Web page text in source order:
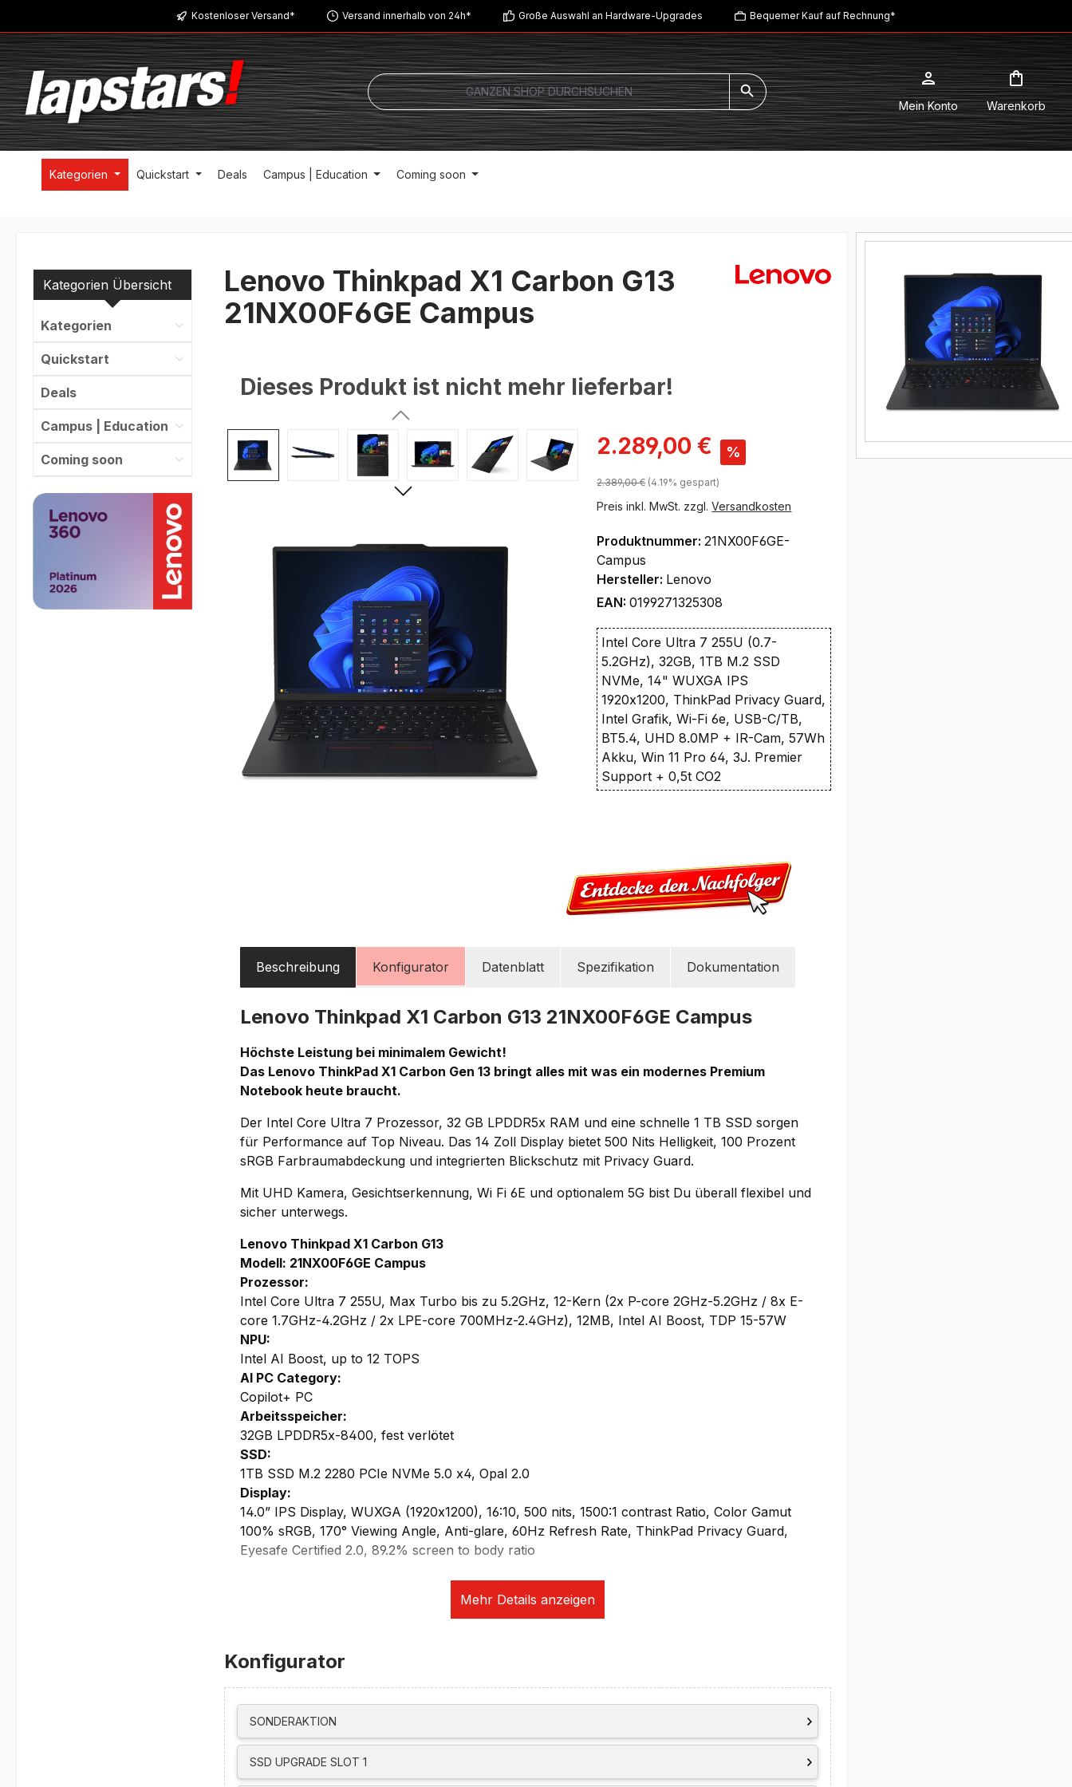
Zur Hauptnavigation springenKostenloser Versand* Versand innerhalb von 24h* Große Auswahl an Hardware-Upgrades Bequemer Kauf auf Rechnung*
Mein Konto Warenkorb
Kategorien Quickstart Deals Campus | Education Coming soon
Kategorien Übersicht
Kategorien
Quickstart
Deals
Campus | Education
Coming soon
Lenovo Thinkpad X1 Carbon G13
21NX00F6GE Campus
Dieses Produkt ist nicht mehr lieferbar!
Bildergalerie überspringen Verkaufspreis:
2.289,00 € %
Regulärer Preis:
2.389,00 € (4.19% gespart)
Preis inkl. MwSt. zzgl.Versandkosten
Produktnummer:21NX00F6GE-
Campus
Hersteller: Lenovo
EAN:0199271325308
Intel Core Ultra 7 255U (0.7-
5.2GHz), 32GB, 1TB M.2 SSD
NVMe, 14" WUXGA IPS
1920x1200, ThinkPad Privacy Guard,
Intel Grafik, Wi-Fi 6e, USB-C/TB,
BT5.4, UHD 8.0MP + IR-Cam, 57Wh
Akku, Win 11 Pro 64, 3J. Premier
Support + 0,5t CO2
Beschreibung Konfigurator Datenblatt Spezifikation Dokumentation
Lenovo Thinkpad X1 Carbon G13 21NX00F6GE Campus
Höchste Leistung bei minimalem Gewicht!
Das Lenovo ThinkPad X1 Carbon Gen 13 bringt alles mit was ein modernes Premium
Notebook heute braucht.
Der Intel Core Ultra 7 Prozessor, 32 GB LPDDR5x RAM und eine schnelle 1 TB SSD sorgen
für Performance auf Top Niveau. Das 14 Zoll Display bietet 500 Nits Helligkeit, 100 Prozent
sRGB Farbraumabdeckung und integrierten Blickschutz mit Privacy Guard.
Mit UHD Kamera, Gesichtserkennung, Wi Fi 6E und optionalem 5G bist Du überall flexibel und
sicher unterwegs.
Lenovo Thinkpad X1 Carbon G13
Modell: 21NX00F6GE Campus
Prozessor:
Intel Core Ultra 7 255U, Max Turbo bis zu 5.2GHz, 12-Kern (2x P-core 2GHz-5.2GHz / 8x E-
core 1.7GHz-4.2GHz / 2x LPE-core 700MHz-2.4GHz), 12MB, Intel AI Boost, TDP 15-57W
NPU:
Intel AI Boost, up to 12 TOPS
AI PC Category:
Copilot+ PC
Arbeitsspeicher:
32GB LPDDR5x-8400, fest verlötet
SSD:
1TB SSD M.2 2280 PCIe NVMe 5.0 x4, Opal 2.0
Display:
14.0” IPS Display, WUXGA (1920x1200), 16:10, 500 nits, 1500:1 contrast Ratio, Color Gamut
100% sRGB, 170° Viewing Angle, Anti-glare, 60Hz Refresh Rate, ThinkPad Privacy Guard,
Eyesafe Certified 2.0, 89.2% screen to body ratio
max. externe Auflösung: via HDMI (bis zu 4K@60Hz), via Thunderbolt (8K@60Hz)
Integrated UHD 8.0MP + IR Camera, Discrete with Privacy Shutter, MIPI, Computer Vision
Intel Wi-Fi 6E AX211, 802.11ax 2x2
Bluetooth 5.4
Ethernet support via optional Lenovo USB-C to Ethernet Adapter
WWAN Ready
Schnittstellen/Steckplätze/Sicherheit:
Fingerprint Reader Touch Style in Keyboard Key, Match-on-Chip
Konfigurator
SONDERAKTION
SSD UPGRADE SLOT 1